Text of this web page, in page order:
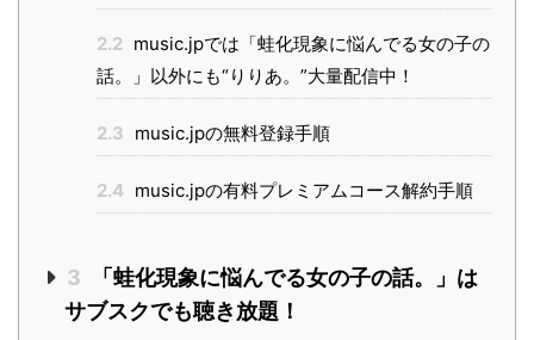
2.2 music.jpでは「蛙化現象に悩んでる女の子の
話。」以外にも“りりあ。”大量配信中！
2.3 music.jpの無料登録手順
2.4 music.jpの有料プレミアムコース解約手順
3
「蛙化現象に悩んでる女の子の話。」は
サブスクでも聴き放題！